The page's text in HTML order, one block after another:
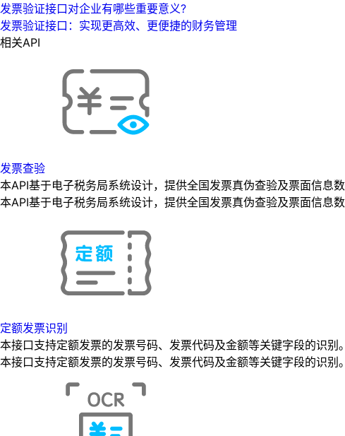
发票验证接口对企业有哪些重要意义?
发票验证接口：实现更高效、更便捷的财务管理
相关API
发票查验
本API基于电子税务局系统设计，提供全国发票真伪查验及票面信息数
本API基于电子税务局系统设计，提供全国发票真伪查验及票面信息数
定额发票识别
本接口支持定额发票的发票号码、发票代码及金额等关键字段的识别。
本接口支持定额发票的发票号码、发票代码及金额等关键字段的识别。